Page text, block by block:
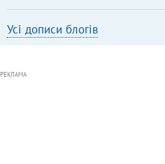
Усі дописи блогів
РЕКЛАМА